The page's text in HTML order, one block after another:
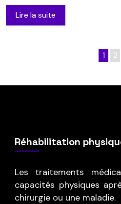
Lire la suite
1 2
Réhabilitation
Les traitements
capacités physiques
chirurgie ou une maladie.